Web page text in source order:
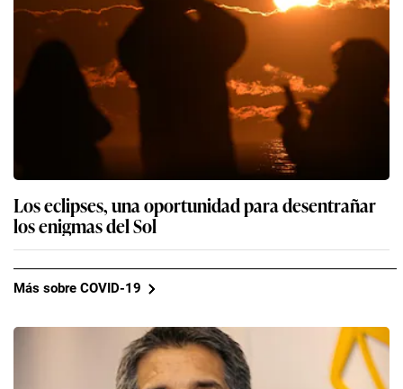
Los eclipses, una oportunidad para desentrañar
los enigmas del Sol
Más sobre COVID-19